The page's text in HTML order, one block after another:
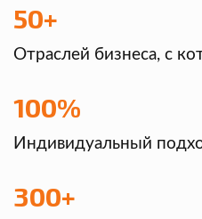
50+
Отраслей бизнеса, с
100%
Индивидуальный
300+